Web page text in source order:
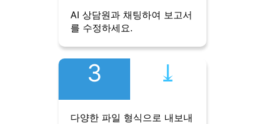
AI 상담원과 채팅하여 보고서
를 수정하세요.
3 ⤓︎
다양한 파일 형식으로 내보내